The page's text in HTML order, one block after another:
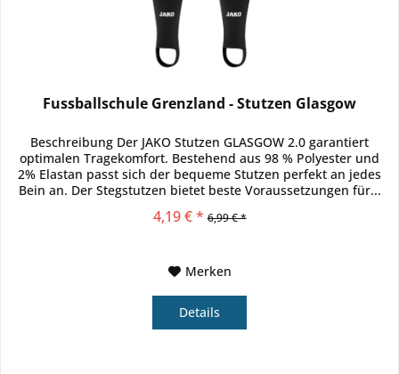
Fussballschule Grenzland - Stutzen Glasgow
Beschreibung Der JAKO Stutzen GLASGOW 2.0 garantiert
optimalen Tragekomfort. Bestehend aus 98 % Polyester und
2% Elastan passt sich der bequeme Stutzen perfekt an jedes
Bein an. Der Stegstutzen bietet beste Voraussetzungen für...
4,19 € * 6,99 € *
Merken
Details